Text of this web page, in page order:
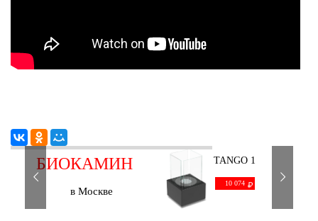
БИОКАМИН
в Москве
TANGO 1
10 074